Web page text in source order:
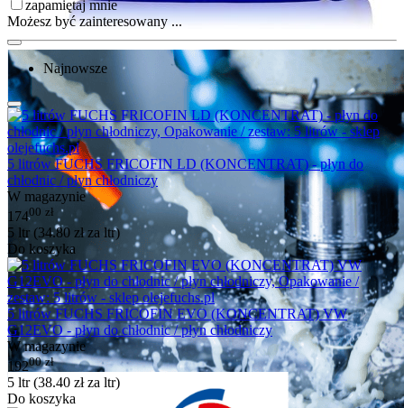
zapamiętaj mnie
Możesz być zainteresowany ...
Najnowsze
5 litrów FUCHS FRICOFIN LD (KONCENTRAT) - płyn do
chłodnic / płyn chłodniczy
W magazynie
17400 zł
5 ltr (34.80 złza ltr)
Do koszyka
5 litrów FUCHS FRICOFIN EVO (KONCENTRAT) VW
G12EVO - płyn do chłodnic / płyn chłodniczy
W magazynie
19200 zł
5 ltr (38.40 złza ltr)
Do koszyka